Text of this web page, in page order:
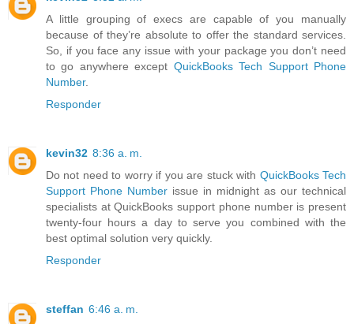
A little grouping of execs are capable of you manually
because of they’re absolute to offer the standard services.
So, if you face any issue with your package you don’t need
to go anywhere except QuickBooks Tech Support Phone
Number.
Responder
kevin32 8:36 a. m.
Do not need to worry if you are stuck with QuickBooks Tech
Support Phone Number issue in midnight as our technical
specialists at QuickBooks support phone number is present
twenty-four hours a day to serve you combined with the
best optimal solution very quickly.
Responder
steffan 6:46 a. m.